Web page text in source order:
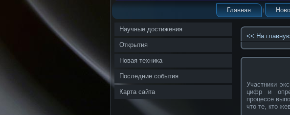
Главная
Научные достижения
Открытия
Новая техника
Последние события
Карта сайта
<< На
Участники
цифр и
процессе
что те, кто